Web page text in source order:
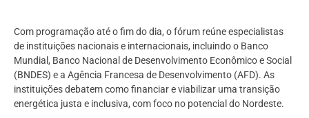
Com programação até o fim do dia, o fórum reúne especialistas
de instituições nacionais e internacionais, incluindo o Banco
Mundial, Banco Nacional de Desenvolvimento Econômico e Social
(BNDES) e a Agência Francesa de Desenvolvimento (AFD). As
instituições debatem como financiar e viabilizar uma transição
energética justa e inclusiva, com foco no potencial do Nordeste.